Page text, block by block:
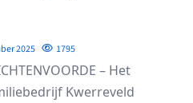
2025 1795
– Het
Kwerreveld